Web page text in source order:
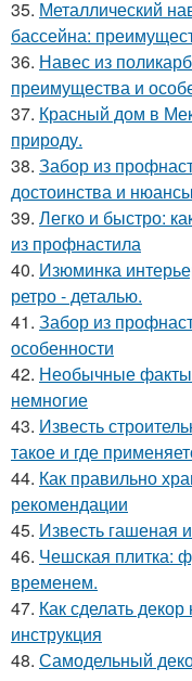
35. Металлический
бассейна:
36. Навес из
преимущества и
37. Красный дом в
природу.
38. Забор из
достоинства и нюансы
39. Легко и быстро:
из профнастила
40. Изюминка
ретро - деталью.
41. Забор из
особенности
42. Необычные факты
немногие
43. Известь
такое и где
44. Как правильно
рекомендации
45. Известь гашеная
46. Чешская плитка:
временем.
47. Как сделать
инструкция
48. Самодельный